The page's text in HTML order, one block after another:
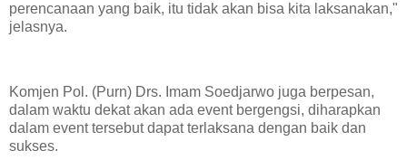
perencanaan yang baik, itu tidak akan bisa kita laksanakan,"
jelasnya.
Komjen Pol. (Purn) Drs. Imam Soedjarwo juga berpesan,
dalam waktu dekat akan ada event bergengsi, diharapkan
dalam event tersebut dapat terlaksana dengan baik dan
sukses.